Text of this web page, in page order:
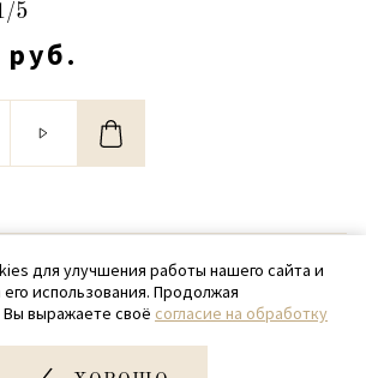
5
руб.
© 2020 - 2026 SamPack
+ 7 (918) 699-97-87
zakaz@sampack.store
для улучшения работы нашего сайта и
использования. Продолжая
Вы выражаете своё согласие на обработку